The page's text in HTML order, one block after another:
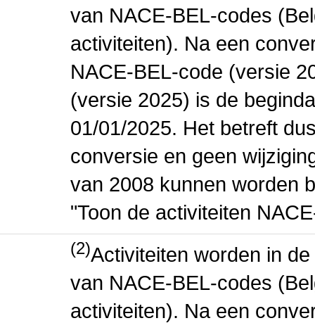
van NACE-BEL-codes
activiteiten). Na een
NACE-BEL-code (versie
(versie 2025) is de
01/01/2025. Het betreft
conversie en geen
van 2008 kunnen worden
"Toon de activiteiten
(2)Activiteiten worden in
van NACE-BEL-codes
activiteiten). Na een